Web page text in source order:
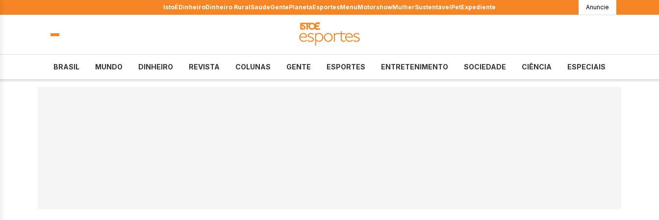
IstoÉDinheiroDinheiro RuralSaúdeGentePlanetaEsportesMenuMotorshowMulherSustentávelPetExpediente Anuncie
BRASIL MUNDO DINHEIRO REVISTA COLUNAS GENTE ESPORTES ENTRETENIMENTO SOCIEDADE CIÊNCIA ESPECIAIS